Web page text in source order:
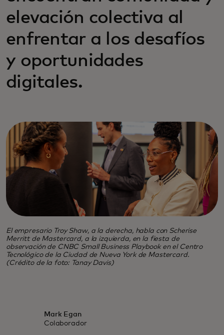
elevación colectiva al
enfrentar a los desafíos
y oportunidades
digitales.
El empresario Troy Shaw, a la derecha, habla con Scherise
Merritt de Mastercard, a la izquierda, en la fiesta de
observación de CNBC Small Business Playbook en el Centro
Tecnológico de la Ciudad de Nueva York de Mastercard.
(Crédito de la foto: Tanay Davis)
Mark Egan
Colaborador